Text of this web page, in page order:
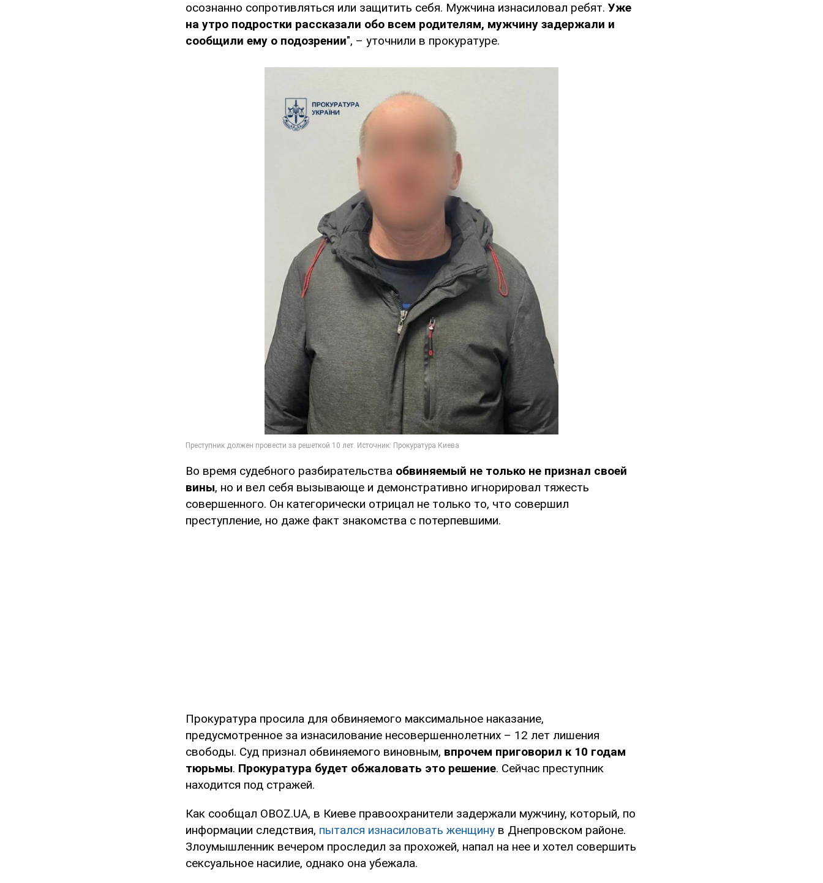
осознанно сопротивляться или защитить себя. Мужчина изнасиловал ребят. Уже
на утро подростки рассказали обо всем родителям, мужчину задержали и
сообщили ему о подозрении", – уточнили в прокуратуре.
Во время судебного разбирательства обвиняемый не только не признал своей
вины, но и вел себя вызывающе и демонстративно игнорировал тяжесть
совершенного. Он категорически отрицал не только то, что совершил
преступление, но даже факт знакомства с потерпевшими.
Прокуратура просила для обвиняемого максимальное наказание,
предусмотренное за изнасилование несовершеннолетних – 12 лет лишения
свободы. Суд признал обвиняемого виновным, впрочем приговорил к 10 годам
тюрьмы. Прокуратура будет обжаловать это решение. Сейчас преступник
находится под стражей.
Как сообщал OBOZ.UA, в Киеве правоохранители задержали мужчину, который, по
информации следствия, пытался изнасиловать женщину в Днепровском районе.
Злоумышленник вечером проследил за прохожей, напал на нее и хотел совершить
сексуальное насилие, однако она убежала.